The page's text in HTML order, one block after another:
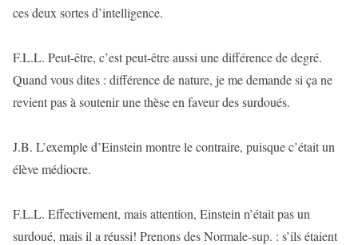
ces deux sortes d’intelligence.
F.L.L. Peut-être, c’est peut-être aussi une différence de degré.
Quand vous dites : différence de nature, je me demande si ça ne
revient pas à soutenir une thèse en faveur des surdoués.
J.B. L’exemple d’Einstein montre le contraire, puisque c’était un
élève médiocre.
F.L.L. Effectivement, mais attention, Einstein n’était pas un
surdoué, mais il a réussi! Prenons des Normale-sup. : s’ils étaient